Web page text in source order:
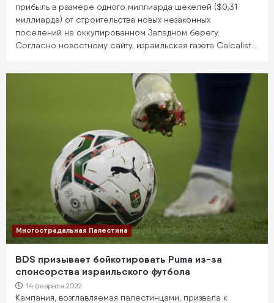
прибыль в размере одного миллиарда шекелей ($0,31
миллиарда) от строительства новых незаконных
поселений на оккупированном Западном берегу.
Согласно новостному сайту, израильская газета Calcalist…
Многострадальная Палестина
BDS призывает бойкотировать Puma из-за
спонсорства израильского футбола
14 февраля 2022
Кампания, возглавляемая палестинцами, призвала к